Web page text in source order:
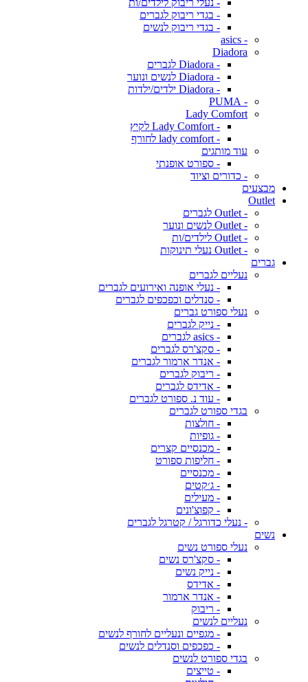
- נעלי ריבוק לילדים/ות
- בגדי ריבוק לגברים
- בגדי ריבוק לנשים
- asics
Diadora
- Diadora לגברים
- Diadora לנשים ונוער
- Diadora ילדים/ילדות
- PUMA
Lady Comfort
- Lady Comfort לקיץ
- lady comfort לחורף
עוד מותגים
- ספורט אופנתי
- כדורים וציוד
מבצעים
Outlet
- Outlet לגברים
- Outlet לנשים ונוער
- Outlet לילדים/ות
- Outlet נעלי תינוקות
גברים
נעליים לגברים
- נעלי אופנה ואירועים לגברים
- סנדלים וכפכפים לגברים
נעלי ספורט גברים
- נייק לגברים
- asics לגברים
- סקצ'רס לגברים
- אנדר ארמור לגברים
- ריבוק לגברים
- אדידס לגברים
- עוד נ. ספורט לגברים
בגדי ספורט לגברים
- חולצות
- גופיות
- מכנסיים קצרים
- חליפות ספורט
- מכנסיים
- ג׳קטים
- מעילים
- קפוצ'ונים
- נעלי כדורגל / קטרגל לגברים
נשים
נעלי ספורט נשים
- סקצ'רס נשים
- נייק נשים
- אדידס
- אנדר ארמור
- ריבוק
נעליים לנשים
- מגפיים ונעליים לחורף לנשים
- כפכפים וסנדלים לנשים
בגדי ספורט לנשים
- טייצים